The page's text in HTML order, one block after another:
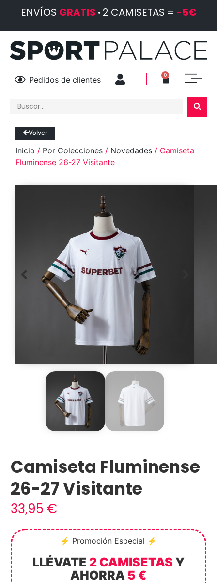
ENVÍOS GRATIS ·2 CAMISETAS = -5€
Pedidos de clientes 0
Camiseta Fluminense
26-27 Visitante
33,95 €
⚡ Promoción Especial ⚡
LLÉVATE 2 CAMISETAS Y
AHORRA 5 €
Volver
Inicio / Por Colecciones / Novedades / Camiseta
Fluminense 26-27 Visitante